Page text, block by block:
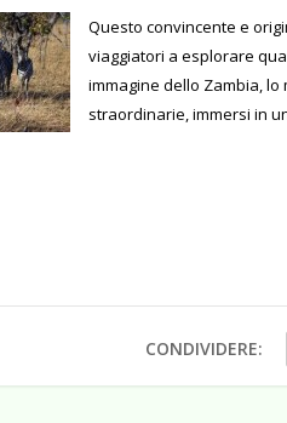
Questo convincente e
viaggiatori a esplorare
immagine dello Zambia,
straordinarie, immersi in
CONDIVIDERE: